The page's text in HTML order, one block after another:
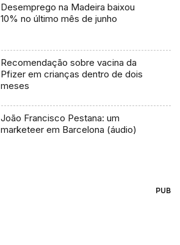
Desemprego na Madeira baixou
10% no último mês de junho
Recomendação sobre vacina da
Pfizer em crianças dentro de dois
meses
João Francisco Pestana: um
marketeer em Barcelona (áudio)
PUB